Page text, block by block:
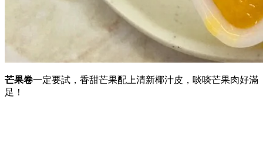
芒果卷一定要試，香甜芒果配上清新椰汁皮，啖啖芒果肉好滿
足！